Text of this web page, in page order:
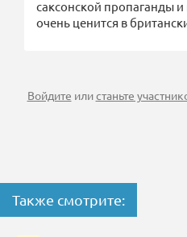
саксонской пропаганды
очень ценится в
Войдите илистаньте
Также смотрите: